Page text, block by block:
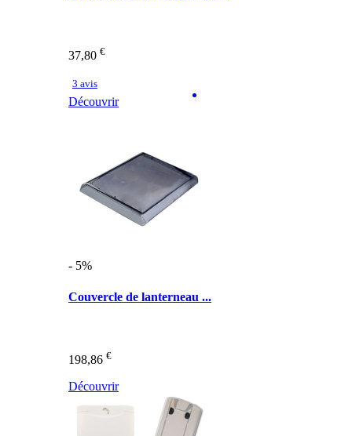
37,80 €
3 avis
Découvrir
- 5%
Couvercle de lanterneau ...
198,86 €
Découvrir